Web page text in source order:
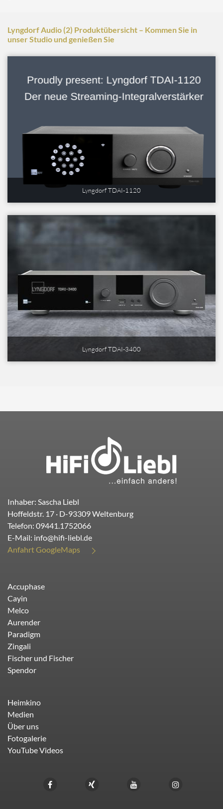
Lyngdorf Audio (2) Produktübersicht – Kommen Sie in
unser Studio und genießen Sie
Lyngdorf TDAI-1120
Lyngdorf TDAI-3400
Inhaber: Sascha Liebl
Hoffeldstr. 17 · D-93309Weltenburg
Telefon: 09441.1752066
E-Mail: info@hifi-liebl.de
Anfahrt GoogleMaps
Accuphase
Cayin
Melco
Aurender
Paradigm
Zingali
Fischer und Fischer
Spendor
Heimkino
Medien
Über uns
Fotogalerie
YouTube Videos